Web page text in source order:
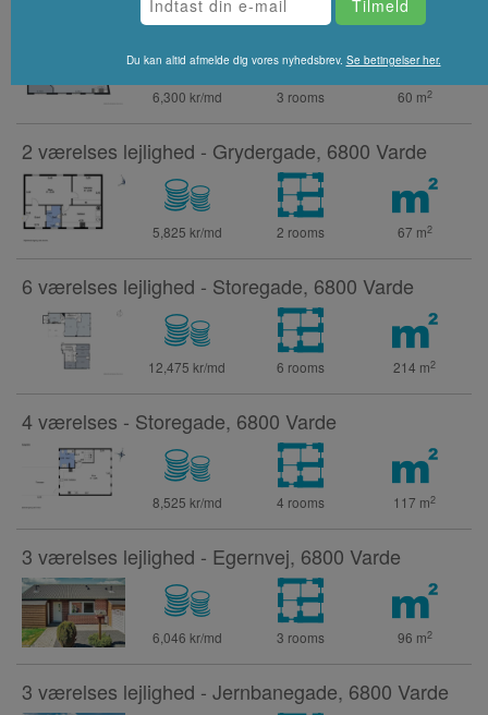
3 værelses lejlighed - Fiskergade, 6800 Varde
6,300 kr/md 3 rooms 60 m2
2 værelses lejlighed - Grydergade, 6800 Varde
5,825 kr/md 2 rooms 67 m2
6 værelses lejlighed - Storegade, 6800 Varde
12,475 kr/md 6 rooms 214 m2
4 værelses - Storegade, 6800 Varde
8,525 kr/md 4 rooms 117 m2
3 værelses lejlighed - Egernvej, 6800 Varde
6,046 kr/md 3 rooms 96 m2
3 værelses lejlighed - Jernbanegade, 6800 Varde
Du kan altid afmelde dig vores nyhedsbrev. Se betingelser her.